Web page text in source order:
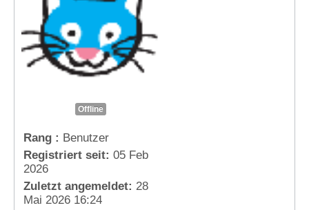
Offline
Rang : Benutzer
Registriert seit: 05 Feb
2026
Zuletzt angemeldet: 28
Mai 2026 16:24